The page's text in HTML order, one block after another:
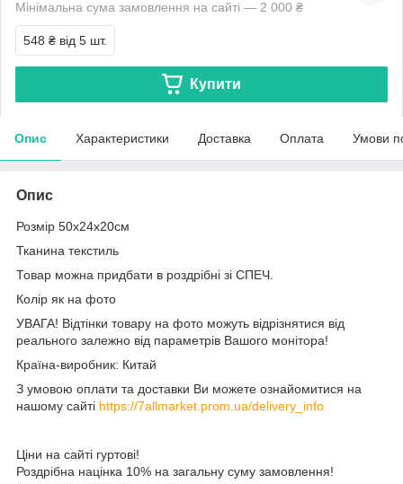
Мінімальна сума замовлення на сайті — 2 000 ₴
548 ₴ від 5 шт.
Купити
Опис Характеристики Доставка Оплата Умови
Опис
Розмір 50х24х20см
Тканина текстиль
Товар можна придбати в роздрібні зі СПЕЧ.
Колір як на фото
УВАГА! Відтінки товару на фото можуть відрізнятися від
реального залежно від параметрів Вашого монітора!
Країна-виробник: Китай
З умовою оплати та доставки Ви можете ознайомитися на
нашому сайті https://7allmarket.prom.ua/delivery_info
Ціни на сайті гуртові!
Роздрібна націнка 10% на загальну суму замовлення!